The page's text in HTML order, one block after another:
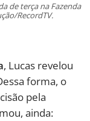
de terça na Fazenda
RecordTV.
, Lucas revelou
forma, o
pela
ainda: